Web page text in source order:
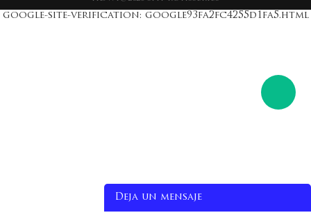
Deja un mensaje
google-site-verification: google93fa2fc4255d1fa5.html